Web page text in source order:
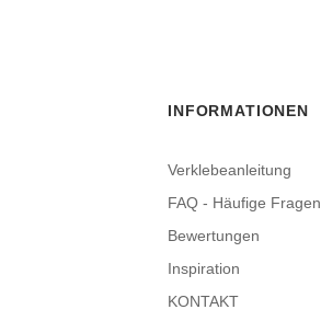
INFORMATIONEN
Verklebeanleitung
FAQ - Häufige Fragen
Bewertungen
Inspiration
KONTAKT